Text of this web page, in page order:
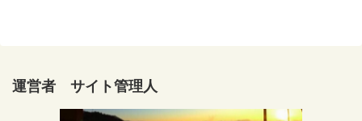
運営者 サイト管理人